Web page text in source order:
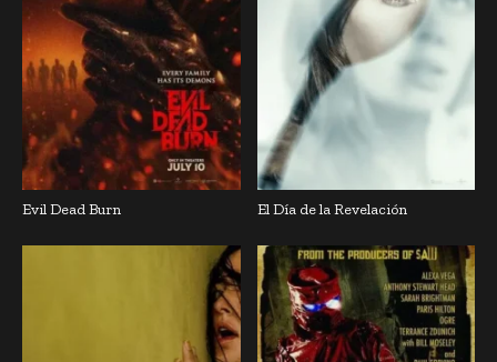
Evil Dead Burn El Día de la Revelación